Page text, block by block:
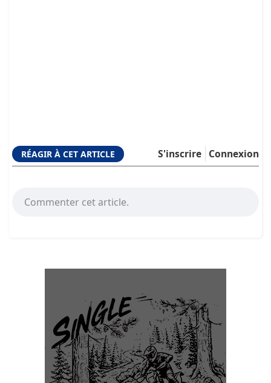
RÉAGIR À CET ARTICLE Connexion
S'inscrire
Commenter cet article.